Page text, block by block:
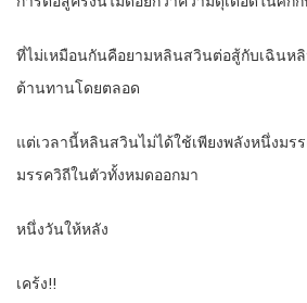
ที่ไม่เหมือนกันคือยามหลินสวินต่อสู้กับเฉินห
ต้านทานโดยตลอด
แต่เวลานี้หลินสวินไม่ได้ใช้เพียงพลังหนึ่งมร
มรรควิถีในตัวทั้งหมดออกมา
หนึ่งวันให้หลัง
เคร้ง!!